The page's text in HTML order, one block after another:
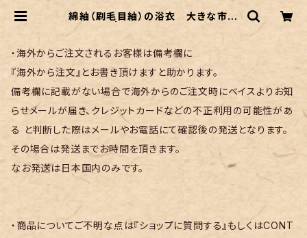
綿紬（刷毛目紬）の浴衣 大きな市松
・海外からご注文されるお客様は備考欄に
『海外から注文』とお書き頂けますと助かります。
備考欄に記載がない場合で海外からのご注文時にベイスよりお知
らせメールが届き、クレジットカードなどの不正利用の可能性があ
る と判断した際はメールやお電話にて確認後の発送となります。
その場合は発送までお時間を頂きます。
なお発送は日本国内のみです。
・商品についてご不明な点は『ショップに質問する』もしくはCONT